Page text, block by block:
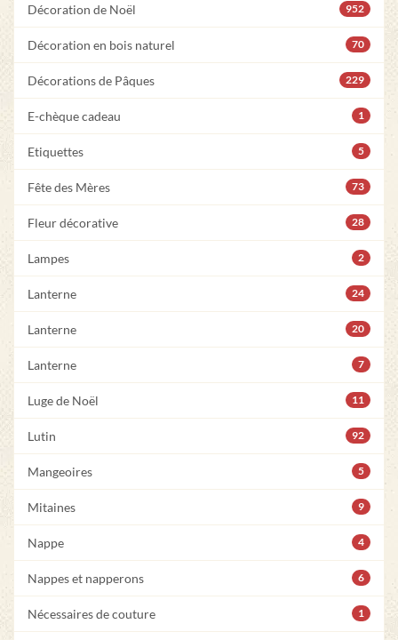
Décoration de Noël 952
Décoration en bois naturel 70
Décorations de Pâques 229
E-chèque cadeau 1
Etiquettes 5
Fête des Mères 73
Fleur décorative 28
Lampes 2
Lanterne 24
Lanterne 20
Lanterne 7
Luge de Noël 11
Lutin 92
Mangeoires 5
Mitaines 9
Nappe 4
Nappes et napperons 6
Nécessaires de couture 1